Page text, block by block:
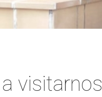
visitarnos